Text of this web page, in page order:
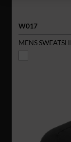
W017
MENS